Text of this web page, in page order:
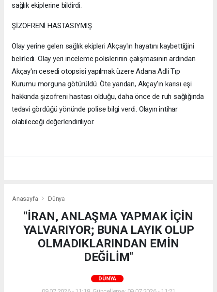
sağlık ekiplerine bildirdi.
ŞİZOFRENİ HASTASIYMIŞ
Olay yerine gelen sağlık ekipleri Akçay'ın hayatını kaybettiğini
belirledi. Olay yeri inceleme polislerinin çalışmasının ardından
Akçay'ın cesedi otopsisi yapılmak üzere Adana Adli Tıp
Kurumu morguna götürüldü. Öte yandan, Akçay'ın karısı eşi
hakkında şizofreni hastası olduğu, daha önce de ruh sağlığında
tedavi gördüğü yönünde polise bilgi verdi. Olayın intihar
olabileceği değerlendiriliyor.
Anasayfa Dünya
"İRAN, ANLAŞMA YAPMAK İÇİN
YALVARIYOR; BUNA LAYIK OLUP
OLMADIKLARINDAN EMİN
DEĞİLİM"
DÜNYA